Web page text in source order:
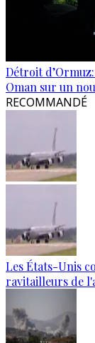
Détroit
Oman sur un
RECOMMANDÉ
Les États-Unis
ravitailleurs de